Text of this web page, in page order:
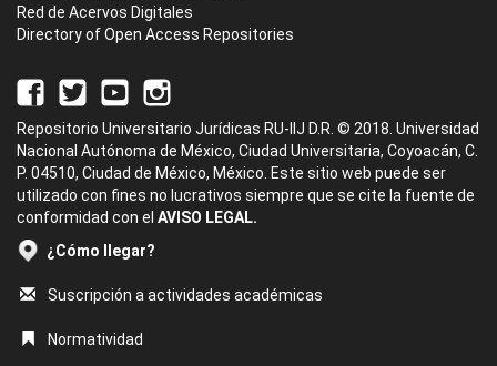
Red de Acervos Digitales
Directory of Open Access Repositories
Repositorio Universitario Jurídicas RU-IIJ D.R. © 2018. Universidad
Nacional Autónoma de México, Ciudad Universitaria, Coyoacán, C.
P. 04510, Ciudad de México, México. Este sitio web puede ser
utilizado con fines no lucrativos siempre que se cite la fuente de
conformidad con el AVISO LEGAL.
¿Cómo llegar?
Suscripción a actividades académicas
Normatividad